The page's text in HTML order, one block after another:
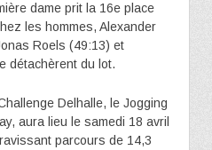
dame prit la 16e place
les hommes, Alexander
Roels (49:13) et
détachèrent du lot.
Delhalle, le Jogging
aura lieu le samedi 18 avril
parcours de 14,3